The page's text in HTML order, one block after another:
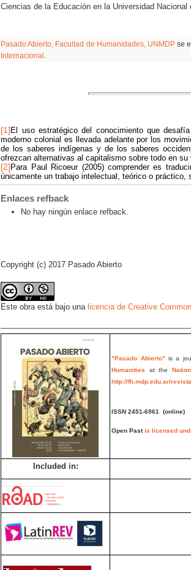
Ciencias de la Educación en la Universidad Nacional
Pasado Abierto, Facultad de Humanidades, UNMDPse
Internacional.
[1]El uso estratégico del conocimiento que
moderno colonial es llevada adelante por los
de los saberes indígenas y de los saberes
ofrezcan alternativas al capitalismo sobre todo en
[2]Para Paul Ricoeur (2005) comprender es
únicamente un trabajo intelectual, teórico o práctico,
Enlaces refback
No hay ningún enlace refback.
Copyright (c) 2017 Pasado Abierto
Este obra está bajo una licencia de Creative
"Pasado Abierto" is a
Humanities
at the
http://fh.mdp.edu.ar/
ISSN 2451-6961(online)
Open Pastis licensed
Included in: